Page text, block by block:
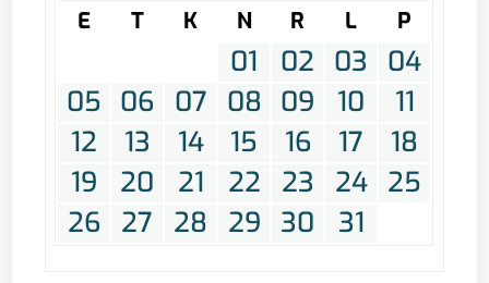
E T K N R L P
01 02 03
04
05 06 07 08 09 10
11
12
13 14 15 16 17
18
19
20 21 22 23 24 25
26
27 28 29 30 31